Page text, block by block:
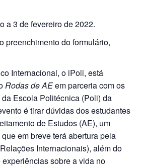
a 3 de fevereiro de 2022.
preenchimento do formulário,
Internacional, o iPoli, está
Rodas de AEem parceria com os
Escola Politécnica (Poli) da
é tirar dúvidas dos estudantes
de Estudos (AE), um
em breve terá abertura pela
Internacionais), além do
sobre a vida no